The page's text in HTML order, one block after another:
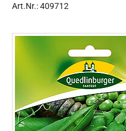
Art.Nr.:409712